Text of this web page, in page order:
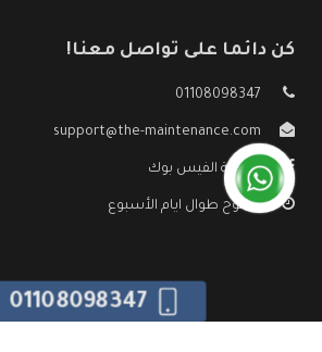
كن دائما على تواصل معنا!
01108098347
support@the-maintenance.com
صفحة الفيس بوك
مفتوح طوال ايام الأسبوع
01108098347